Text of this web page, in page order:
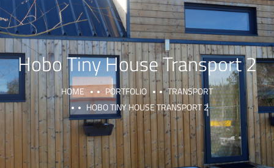
Hobo Tiny House Transport 2
HOME PORTFOLIO
TRANSPORT
HOBO TINY HOUSE TRANSPORT 2